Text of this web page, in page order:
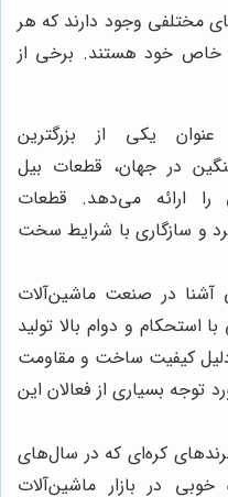
مختلفی وجود دارند که هر
خاص خود هستند. برخی از
یکی از بزرگترین
در جهان، قطعات بیل
را ارائه می‌دهد. قطعات
و سازگاری با شرایط سخت
آشنا در صنعت ماشین‌آلات
استحکام و دوام بالا تولید
دلیل کیفیت ساخت و مقاومت
توجه بسیاری از فعالان این
کره‌ای که در سال‌های
در بازار ماشین‌آلات